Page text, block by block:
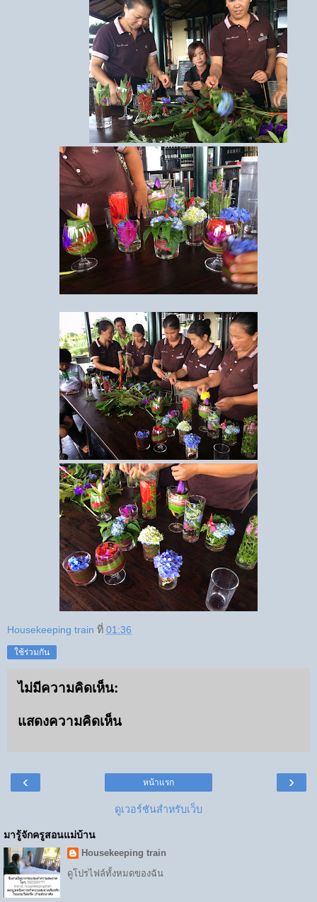
Housekeeping train ที่ 01:36
ใช้ร่วมกัน
ไม่มีความคิดเห็น:
แสดงความคิดเห็น
‹ ›
หน้าแรก
ดูเวอร์ชันสำหรับเว็บ
มารู้จักครูสอนแม่บ้าน
Housekeeping train
ดูโปรไฟล์ทั้งหมดของฉัน